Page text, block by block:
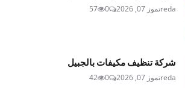
redaتموز 07, 2026 0
57
شركة تنظيف مكيفات بالجبيل
redaتموز 07, 2026 0
42